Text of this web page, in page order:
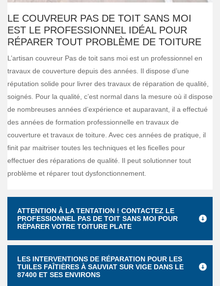
LE COUVREUR PAS DE TOIT SANS MOI
EST LE PROFESSIONNEL IDÉAL POUR
RÉPARER TOUT PROBLÈME DE TOITURE
L’artisan couvreur Pas de toit sans moi est un professionnel en
travaux de couverture depuis des années. Il dispose d’une
réputation solide pour livrer des travaux de réparation de qualité,
soignés. Pour la qualité, c’est normal dans la mesure où il dispose
de nombreuses années d’expérience et auparavant, il a effectué
des années de formation professionnelle en travaux de
couverture et travaux de toiture. Avec ces années de pratique, il
finit par maitriser toutes les techniques et les ficelles pour
effectuer des réparations de qualité. Il peut solutionner tout
problème et réparer tout dysfonctionnement.
ATTENTION À LA TENTATION ! CONTACTEZ LE
PROFESSIONNEL PAS DE TOIT SANS MOI POUR
RÉPARER VOTRE TOITURE PLATE
LES INTERVENTIONS DE RÉPARATION POUR LES
TUILES FAÎTIÈRES À SAUVIAT SUR VIGE DANS LE
87400 ET SES ENVIRONS